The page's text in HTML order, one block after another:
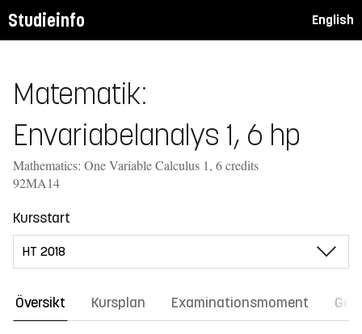
Studieinfo English
Matematik:
Envariabelanalys 1, 6 hp
Mathematics: One Variable Calculus 1, 6 credits
92MA14
Kursstart
Översikt Kursplan Examinationsmoment